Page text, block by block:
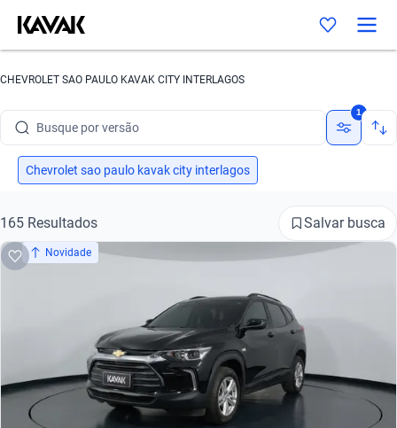
CHEVROLET SAO PAULO KAVAK CITY INTERLAGOS
Busque por marca
Busque por versão
Busque por ano
Busque por modelo
1
Chevrolet sao paulo kavak city interlagos
165 Resultados Salvar busca
Novidade